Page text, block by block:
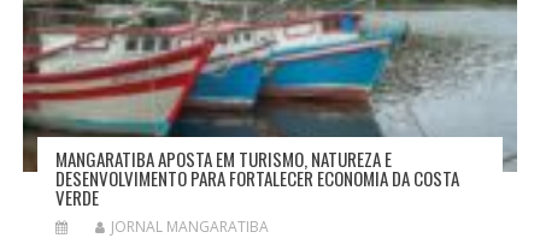
MANGARATIBA APOSTA EM TURISMO, NATUREZA E
DESENVOLVIMENTO PARA FORTALECER ECONOMIA DA COSTA
VERDE
JORNAL MANGARATIBA